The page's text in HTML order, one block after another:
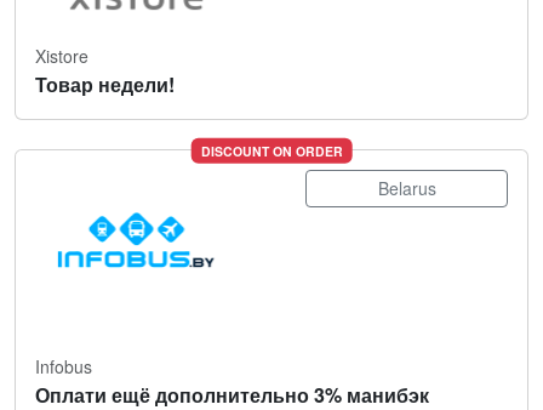
Xistore
Товар недели!
DISCOUNT ON ORDER
Belarus
Infobus
Оплати ещё дополнительно 3% манибэк